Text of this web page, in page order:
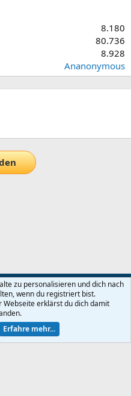
8.180
80.736
8.928
Ananonymous
Hilfe und Impressum Start
2026 XenForo Ltd.
zu personalisieren und dich nach
wenn du registriert bist.
erklärst du dich damit
Erfahre mehr...